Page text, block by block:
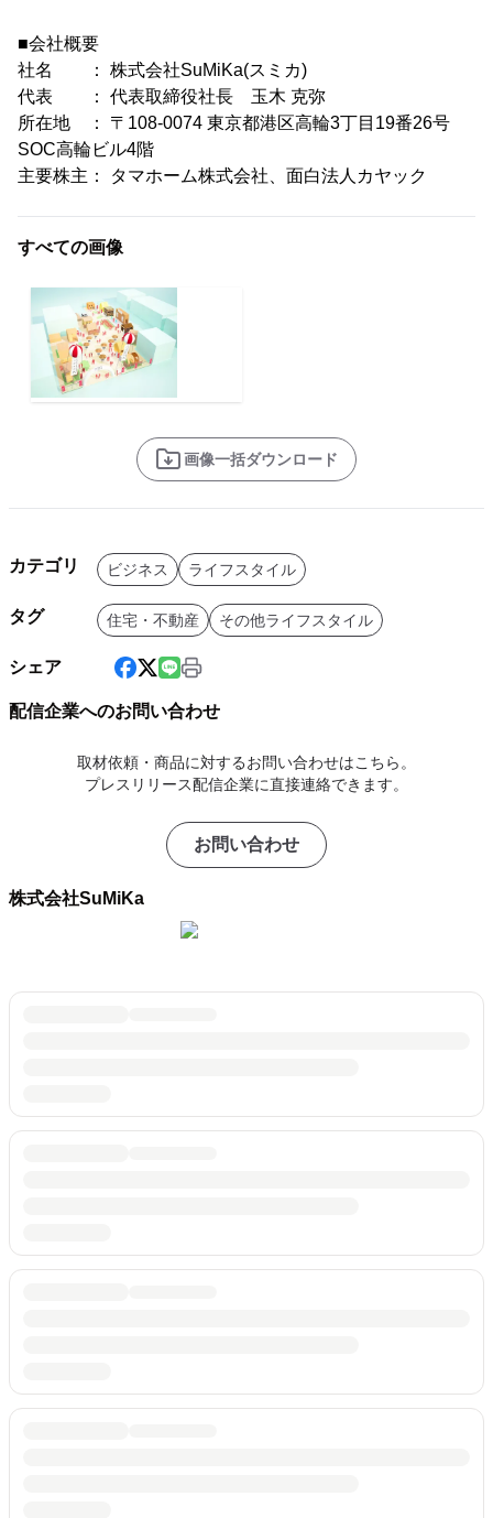
■会社概要
社名 ： 株式会社SuMiKa(スミカ)
代表 ： 代表取締役社長 玉木 克弥
所在地 ： 〒108-0074 東京都港区高輪3丁目19番26号
SOC高輪ビル4階
主要株主： タマホーム株式会社、面白法人カヤック
すべての画像
画像一括ダウンロード
カテゴリ ビジネス ライフスタイル
タグ 住宅・不動産 その他ライフスタイル
シェア
配信企業へのお問い合わせ
取材依頼・商品に対するお問い合わせはこちら。
プレスリリース配信企業に直接連絡できます。
お問い合わせ
株式会社SuMiKa